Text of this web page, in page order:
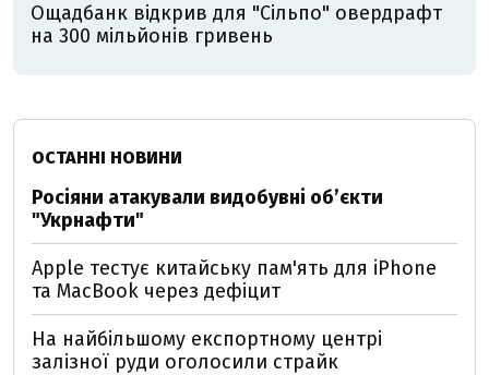
Ощадбанк відкрив для "Сільпо" овердрафт
на 300 мільйонів гривень
ОСТАННІ НОВИНИ
Росіяни атакували видобувні обʼєкти
"Укрнафти"
Apple тестує китайську пам'ять для iPhone
та MacBook через дефіцит
На найбільшому експортному центрі
залізної руди оголосили страйк